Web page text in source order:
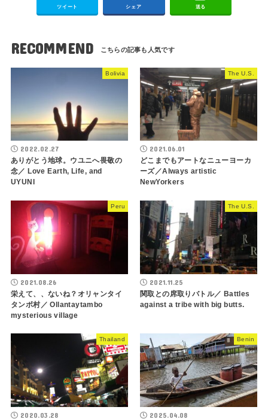
ツイート シェア 送る
RECOMMEND
Bolivia
2022.02.27
ありがとう地球。ウユニへ畏敬の
念／ Love Earth, Life, and
UYUNI
The U.S.
2021.06.01
どこまでもアートなニューヨーカ
ーズ／Always artistic
NewYorkers
Peru
2021.08.26
栄えて、、ないね？オリャンタイ
タンボ村／ Ollantaytambo
mysterious village
The U.S.
2021.11.25
関取との席取りバトル／ Battles
against a tribe with big butts.
Thailand
2020.03.28
Benin
2025.04.08